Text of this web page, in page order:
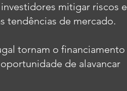
mitigar riscos e
tendências de mercado.
tornam o financiamento
de alavancar